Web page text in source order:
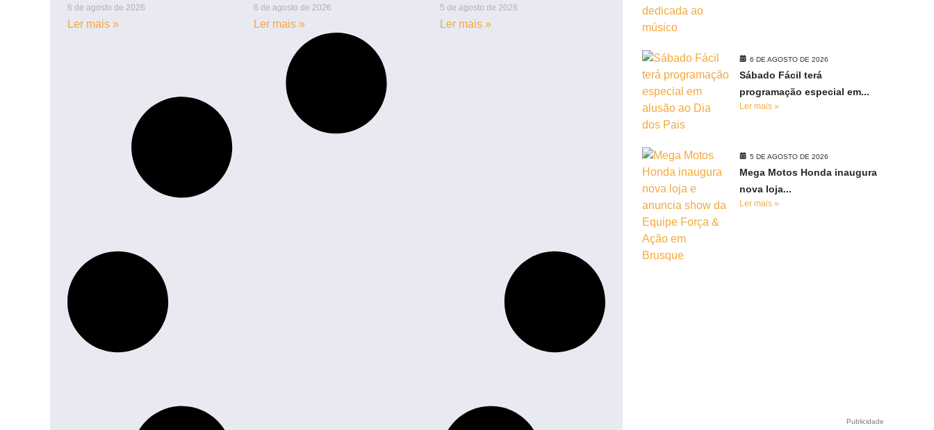
6 de agosto de 2026
Ler mais »
6 de agosto de 2026
Ler mais »
5 de agosto de 2026
Ler mais »
6 DE AGOSTO DE 2026
Sábado Fácil terá
programação especial em...
Ler mais »
5 DE AGOSTO DE 2026
Mega Motos Honda inaugura
nova loja...
Ler mais »
Publicidade